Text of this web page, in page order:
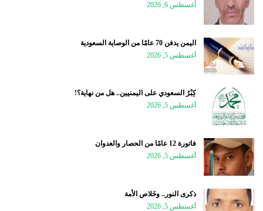
أغسطس 6, 2026
اليمن يدفن 70 عامًا من الوصاية السعودية
أغسطس 5, 2026
كِبْرُ السعودي على اليمنيين.. هل من نهاية؟!
أغسطس 5, 2026
فاتورة 12 عامًا من الحصار والعدوان
أغسطس 5, 2026
ذكرى النور.. وخَلاص الأمة
أغسطس 5, 2026